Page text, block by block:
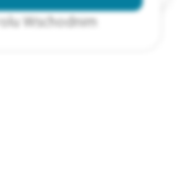
Wschodnim